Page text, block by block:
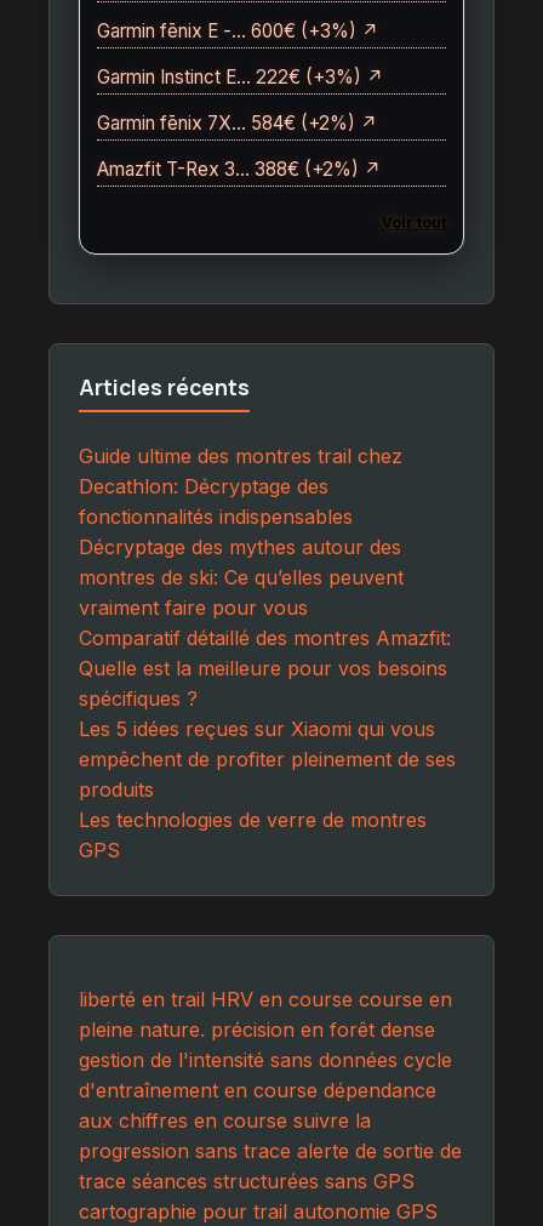
Garmin fēnix E -… 600€ (+3%) ↗
Garmin Instinct E… 222€ (+3%) ↗
Garmin fēnix 7X… 584€ (+2%) ↗
Amazfit T-Rex 3… 388€ (+2%) ↗
Voir tout
Articles récents
Guide ultime des montres trail chez
Decathlon: Décryptage des
fonctionnalités indispensables
Décryptage des mythes autour des
montres de ski: Ce qu’elles peuvent
vraiment faire pour vous
Comparatif détaillé des montres Amazfit:
Quelle est la meilleure pour vos besoins
spécifiques ?
Les 5 idées reçues sur Xiaomi qui vous
empêchent de profiter pleinement de ses
produits
Les technologies de verre de montres
GPS
liberté en trail HRV en course course en
pleine nature. précision en forêt dense
gestion de l'intensité sans données cycle
d'entraînement en course dépendance
aux chiffres en course suivre la
progression sans trace alerte de sortie de
trace séances structurées sans GPS
cartographie pour trail autonomie GPS